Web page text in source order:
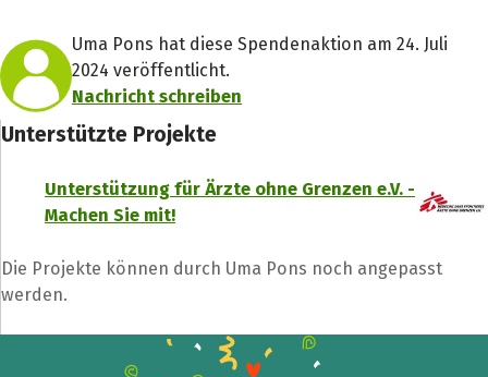
Uma Pons hat diese Spendenaktion am 24. Juli
2024 veröffentlicht.
Nachricht schreiben
Unterstützte Projekte
Unterstützung für Ärzte ohne Grenzen e.V. -
Machen Sie mit!
Die Projekte können durch Uma Pons noch angepasst
werden.